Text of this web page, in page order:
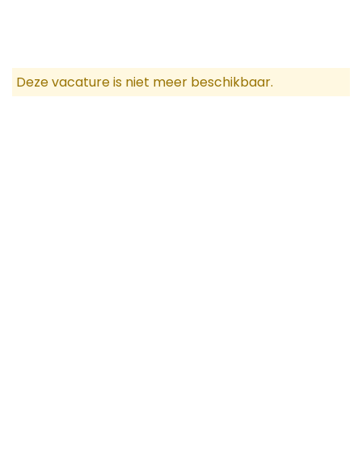
Deze vacature is niet meer beschikbaar.